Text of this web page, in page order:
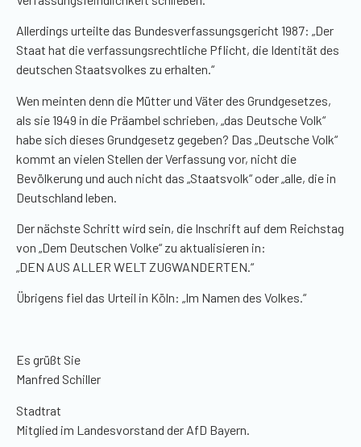
Allerdings urteilte das Bundesverfassungsgericht 1987: „Der
Staat hat die verfassungsrechtliche Pflicht, die Identität des
deutschen Staatsvolkes zu erhalten.“
Wen meinten denn die Mütter und Väter des Grundgesetzes,
als sie 1949 in die Präambel schrieben, „das Deutsche Volk“
habe sich dieses Grundgesetz gegeben? Das „Deutsche Volk“
kommt an vielen Stellen der Verfassung vor, nicht die
Bevölkerung und auch nicht das „Staatsvolk“ oder „alle, die in
Deutschland leben.
Der nächste Schritt wird sein, die Inschrift auf dem Reichstag
von „Dem Deutschen Volke“ zu aktualisieren in:
„DEN AUS ALLER WELT ZUGWANDERTEN.“
Übrigens fiel das Urteil in Köln: „Im Namen des Volkes.“
Es grüßt Sie
Manfred Schiller
Stadtrat
Mitglied im Landesvorstand der AfD Bayern.